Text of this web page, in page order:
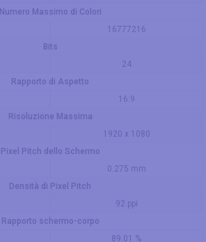
Numero Massimo di Colori
16777216
Bits
24
Rapporto di Aspetto
16:9
Risoluzione Massima
1920 x 1080
Pixel Pitch dello Schermo
0.275 mm
Densità di Pixel Pitch
92 ppi
Rapporto schermo-corpo
89.01 %